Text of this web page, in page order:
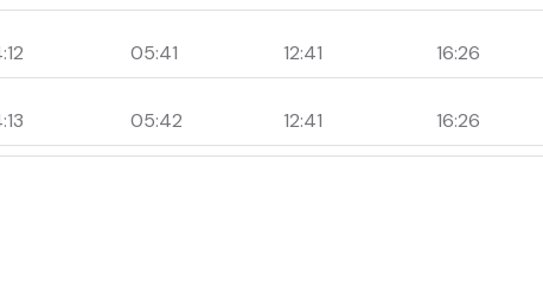
05:41 12:41 16:26
05:42 12:41 16:26